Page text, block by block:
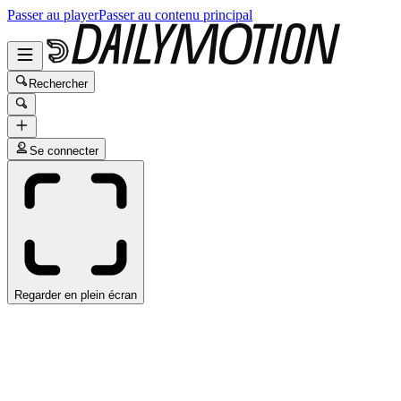
Passer au playerPasser au contenu principal
Rechercher
Se connecter
Regarder en plein écran